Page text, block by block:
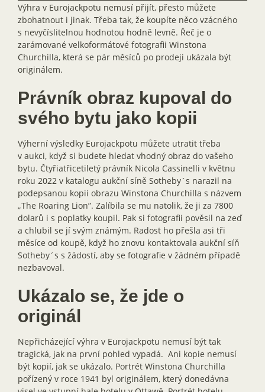
Výhra v Eurojackpotu nemusí přijít, přesto můžete
zbohatnout i jinak. Třeba tak, že koupíte něco vzácného
s nevyčíslitelnou hodnotou hodně levně. Řeč je o
zarámované velkoformátové fotografii Winstona
Churchilla, která se pár měsíců po prodeji ukázala být
originálem.
Právník obraz kupoval do
svého bytu jako kopii
Výherní výsledky Eurojackpotu můžete utratit třeba
v aukci, když si budete hledat vhodný obraz do vašeho
bytu. Čtyřiatřicetiletý právník Nicola Cassinelli v květnu
roku 2022 v katalogu aukční síně Sotheby´s narazil na
podepsanou kopii obrazu Winstona Churchilla s názvem
„The Roaring Lion”. Zalíbila se mu natolik, že ji za 7800
dolarů i s poplatky koupil. Pak si fotografii pověsil na zeď
a chlubil se jí svým známým. Radost ho přešla asi tři
měsíce od koupě, když ho znovu kontaktovala aukční síň
Sotheby´s s žádostí, aby se fotografie v žádném případě
nezbavoval.
Ukázalo se, že jde o
originál
Nepřicházející výhra v Eurojackpotu nemusí být tak
tragická, jak na první pohled vypadá. Ani kopie nemusí
být kopií, jak se ukázalo. Portrét Winstona Churchilla
pořízený v roce 1941 byl originálem, který donedávna